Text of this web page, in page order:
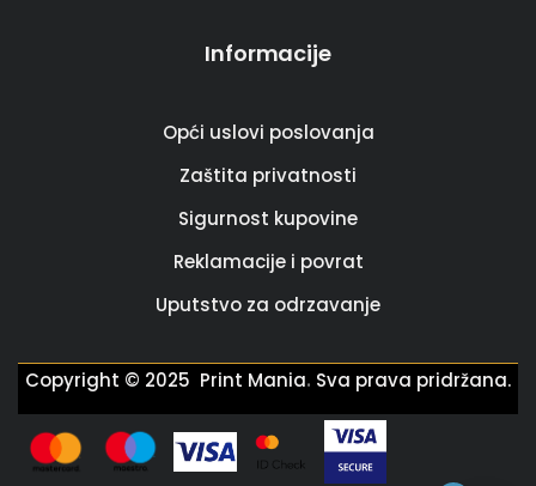
Informacije
Opći uslovi poslovanja
Zaštita privatnosti
Sigurnost kupovine
Reklamacije i povrat
Uputstvo za odrzavanje
Copyright © 2025 Print Mania. Sva prava pridržana.